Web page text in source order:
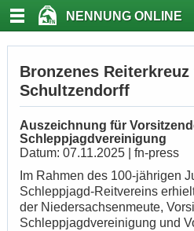
NENNUNG ONLINE
Bronzenes
Schultzendorff
Auszeichnung für
Schleppjagdvereinigung
Datum: 07.11.2025 | fn-press
Im Rahmen des 100-jährigen
Schleppjagd-Reitvereins
der Niedersachsenmeute,
Schleppjagdvereinigung und